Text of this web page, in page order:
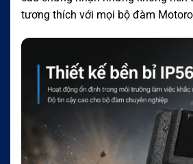
tương thích với mọi bộ đàm